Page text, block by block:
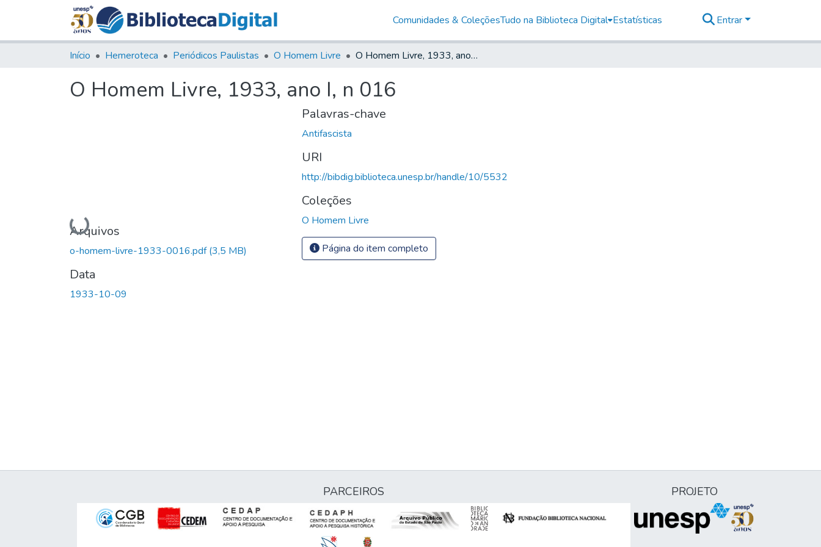
Comunidades & ColeçõesTudo na Biblioteca Digital Estatísticas Entrar
Início Hemeroteca Periódicos Paulistas O Homem Livre O Homem Livre, 1933, ano I, n 016
O Homem Livre, 1933, ano I, n 016
Carregando...
Arquivos
o-homem-livre-1933-0016.pdf(3,5 MB)
Data
1933-10-09
Palavras-chave
Antifascista
URI
http://bibdig.biblioteca.unesp.br/handle/10/5532
Coleções
O Homem Livre
Página do item completo
PARCEIROS PROJETO